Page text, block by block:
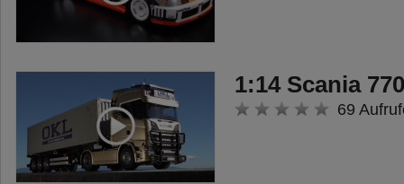
optionale TAMIYA ACU-01 Einheit
unverwechselbare Design des
neuen Arocs ist so
außergewöhnlich wie der LKW
insgesamt. So wurde bei dem
1:14 Scania
69